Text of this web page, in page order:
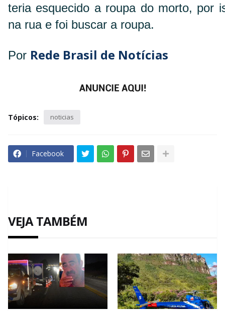
teria esquecido a roupa do morto, por
na rua e foi buscar a roupa.
Por Rede Brasil de Notícias
Tópicos: noticias
Facebook
VEJA TAMBÉM